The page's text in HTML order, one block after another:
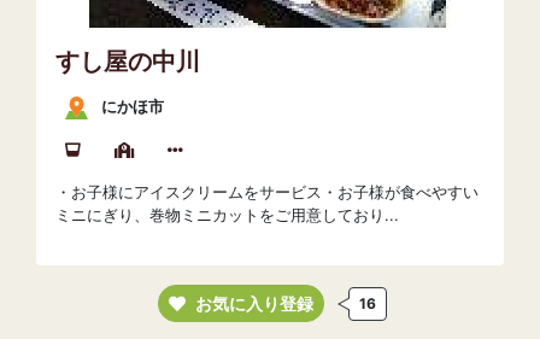
すし屋の中川
にかほ市
・お子様にアイスクリームをサービス・お子様が食べやすい
ミニにぎり、巻物ミニカットをご用意しており...
お気に入り登録 16